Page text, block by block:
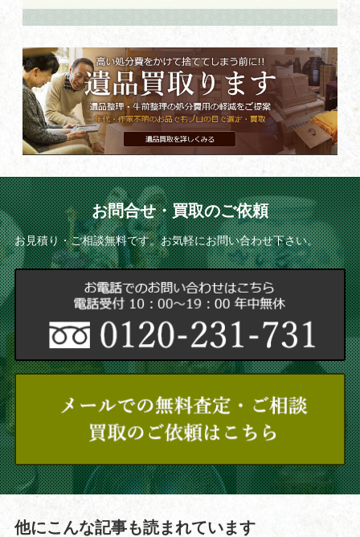
お問合せ・買取のご依頼
お見積り・ご相談無料です。お気軽にお問い合わせ下さい。
他にこんな記事も読まれています